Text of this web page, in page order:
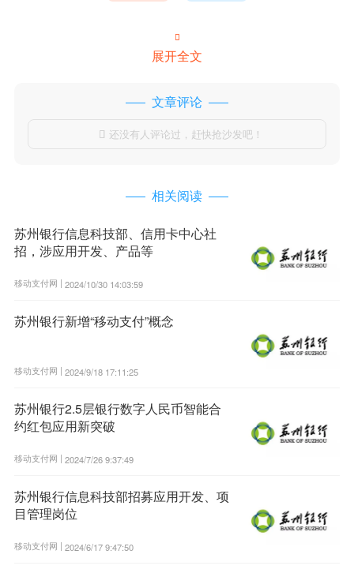

展开全文
文章评论
 还没有人评论过，赶快抢沙发吧！
相关阅读
苏州银行信息科技部、信用卡中心社
招，涉应用开发、产品等
移动支付网 | 2024/10/30 14:03:59
苏州银行新增“移动支付”概念
移动支付网 | 2024/9/18 17:11:25
苏州银行2.5层银行数字人民币智能合
约红包应用新突破
移动支付网 | 2024/7/26 9:37:49
苏州银行信息科技部招募应用开发、项
目管理岗位
移动支付网 | 2024/6/17 9:47:50